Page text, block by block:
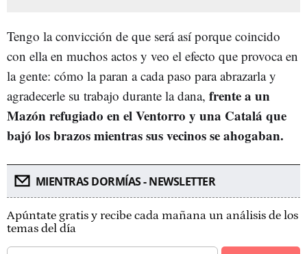
Tengo la convicción de que será así porque coincido
con ella en muchos actos y veo el efecto que provoca en
la gente: cómo la paran a cada paso para abrazarla y
agradecerle su trabajo durante la dana, frente a un
Mazón refugiado en el Ventorro y una Catalá que
bajó los brazos mientras sus vecinos se ahogaban.
MIENTRAS DORMÍAS - NEWSLETTER
Apúntate gratis y recibe cada mañana un análisis de los
temas del día